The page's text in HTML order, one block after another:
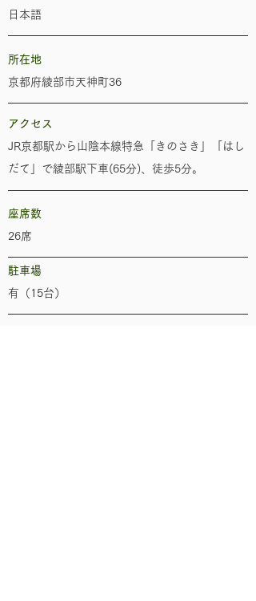
日本語
所在地
京都府綾部市天神町36
​アクセス
JR京都駅から山陰本線特急「きのさき」「はし
だて」で綾部駅下車(65分)、徒歩5分。
座席数
26席
駐車場
有（15台）